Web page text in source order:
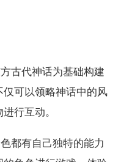
古代神话为基础构建
可以领略神话中的风
行互动。
都有自己独特的能力